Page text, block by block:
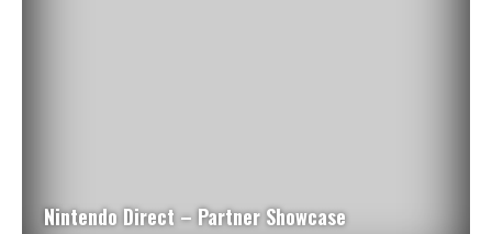
Nintendo Direct – Partner Showcase